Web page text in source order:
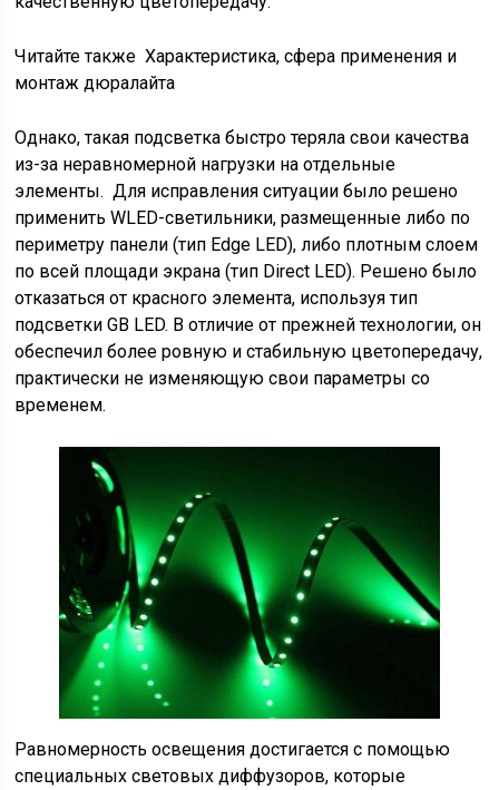
Читайте также Характеристика, сфера применения и
монтаж дюралайта
Однако, такая подсветка быстро теряла свои качества
из-за неравномерной нагрузки на отдельные
элементы. Для исправления ситуации было решено
применить WLED-светильники, размещенные либо по
периметру панели (тип Edge LED), либо плотным слоем
по всей площади экрана (тип Direct LED). Решено было
отказаться от красного элемента, используя тип
подсветки GB LED. В отличие от прежней технологии, он
обеспечил более ровную и стабильную цветопередачу,
практически не изменяющую свои параметры со
временем.
Равномерность освещения достигается с помощью
специальных световых диффузоров, которые